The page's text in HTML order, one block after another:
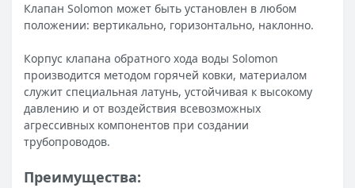
Клапан Solomon может быть установлен в любом
положении: вертикально, горизонтально, наклонно.
Корпус клапана обратного хода воды Solomon
производится методом горячей ковки, материалом
служит специальная латунь, устойчивая к высокому
давлению и от воздействия всевозможных
агрессивных компонентов при создании
трубопроводов.
Преимущества: